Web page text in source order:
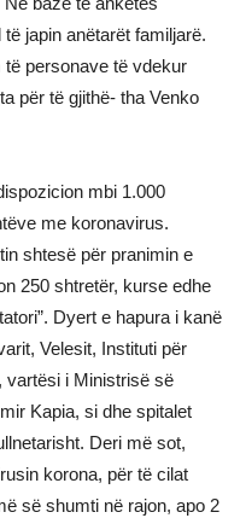
japin anëtarët familjarë.
personave të vdekur
për të gjithë- tha Venko
mbi 1.000
me koronavirus.
shtesë për pranimin e
250 shtretër, kurse edhe
Dyert e hapura i kanë
Velesit, Instituti për
vartësi i Ministrisë së
Kapia, si dhe spitalet
Deri më sot,
korona, për të cilat
së shumti në rajon, apo 2